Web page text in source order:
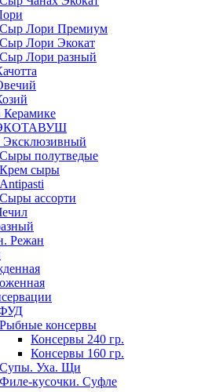
Сыр Лори Премиум
Сыр Лори Экокат
Сыр Лори разный
Сыры полутведые
Крем сыры
Antipasti
Сыры ассорти
Режан
Рыбные консервы
Консервы 240 гр.
Консервы 160 гр.
Супы. Уха. Щи
Филе-кусочки. Суфле